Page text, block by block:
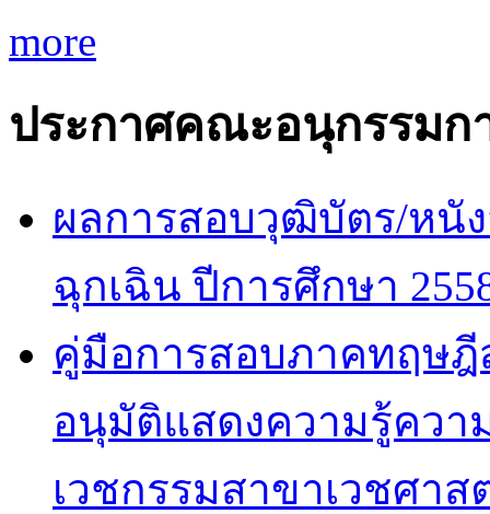
more
ประกาศคณะอนุกรรมก
ผลการสอบวุฒิบัตร/หนั
ฉุกเฉิน ปีการศึกษา
คู่มือการสอบภาคทฤษ
อนุมัติแสดงความรู้คว
เวชกรรมสาขาเวชศา